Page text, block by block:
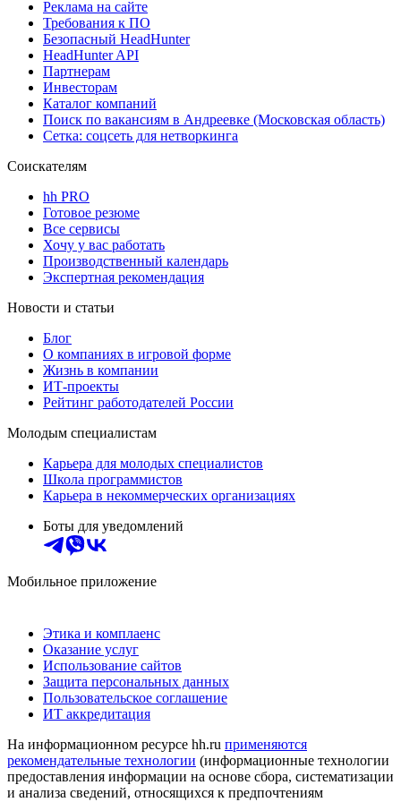
Реклама на сайте
Требования к ПО
Безопасный HeadHunter
HeadHunter API
Партнерам
Инвесторам
Каталог компаний
Поиск по вакансиям в Андреевке (Московская область)
Сетка: соцсеть для нетворкинга
Соискателям
hh PRO
Готовое резюме
Все сервисы
Хочу у вас работать
Производственный календарь
Экспертная рекомендация
Новости и статьи
Блог
О компаниях в игровой форме
Жизнь в компании
ИТ-проекты
Рейтинг работодателей России
Молодым специалистам
Карьера для молодых специалистов
Школа программистов
Карьера в некоммерческих организациях
Боты для уведомлений
Мобильное приложение
Этика и комплаенс
Оказание услуг
Использование сайтов
Защита персональных данных
Пользовательское соглашение
ИТ аккредитация
На информационном ресурсе hh.ru применяются
рекомендательные технологии (информационные технологии
предоставления информации на основе сбора, систематизации
и анализа сведений, относящихся к предпочтениям